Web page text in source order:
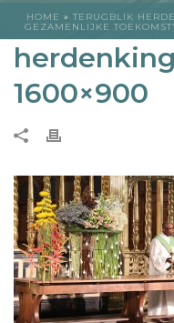
HOME » TERUGBLIK
GEZAMENLIJKE TOEKOMST’
1600×900